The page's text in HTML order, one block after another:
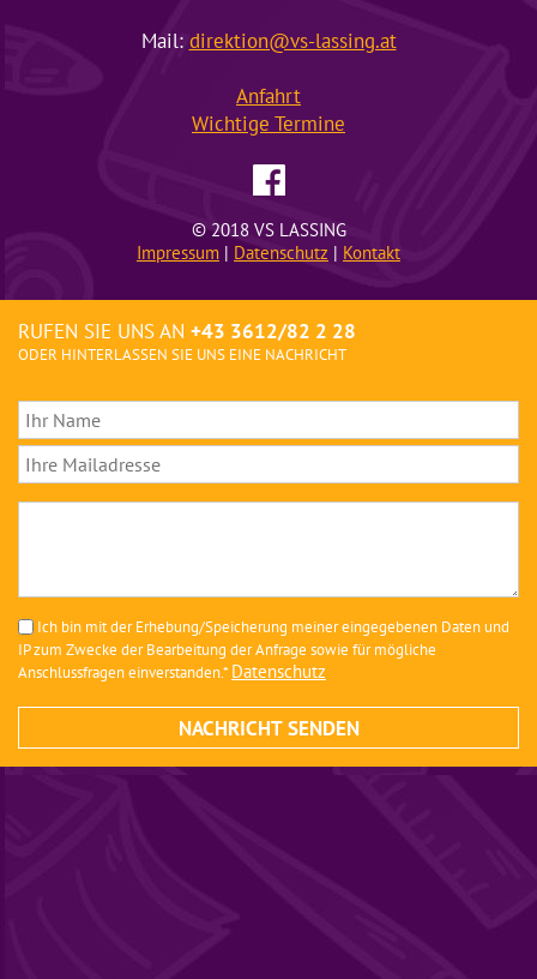
Mail: direktion@vs-lassing.at
Anfahrt
Wichtige Termine
© 2018 VS LASSING
Impressum | Datenschutz | Kontakt
RUFEN SIE UNS AN +43 3612/82 2 28
ODER HINTERLASSEN SIE UNS EINE NACHRICHT
Ich bin mit der Erhebung/Speicherung meiner eingegebenen Daten und
IP zum Zwecke der Bearbeitung der Anfrage sowie für mögliche
Anschlussfragen einverstanden.* Datenschutz